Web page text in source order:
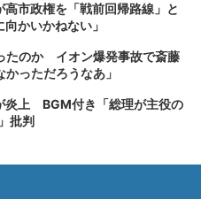
市政権を「戦前回帰路線」と
かいかねない」
たのか イオン爆発事故で斎藤
っただろうなあ」
炎上 BGM付き「総理が主役の
批判